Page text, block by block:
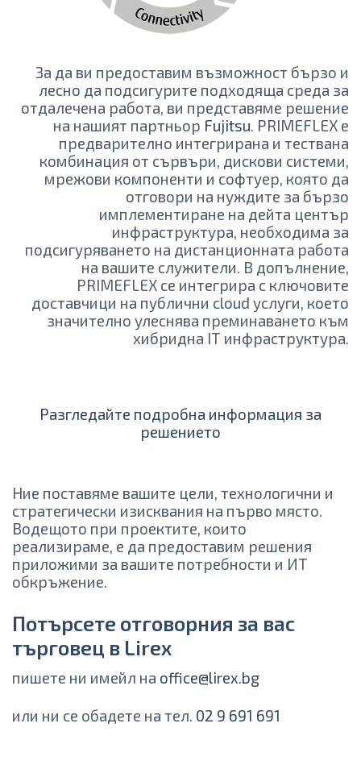
За да ви предоставим възможност бързо и
лесно да подсигурите подходяща среда за
отдалечена работа, ви представяме решение
на нашият партньор Fujitsu. PRIMEFLEX e
предварително интегрирана и тествана
комбинация от сървъри, дискови системи,
мрежови компоненти и софтуер, която да
отговори на нуждите за бързо
имплементиране на дейта център
инфраструктура, необходима за
подсигуряването на дистанционната работа
на вашите служители. В допълнение,
PRIMEFLEX се интегрира с ключовите
доставчици на публични cloud услуги, което
значително улеснява преминаването към
хибридна IT инфраструктура.
Разгледайте подробна информация за
решението
Ние поставяме вашите цели, технологични и
стратегически изисквания на първо място.
Водещото при проектите, които
реализираме, е да предоставим решения
приложими за вашите потребности и ИТ
обкръжение.
Потърсете отговорния за вас
търговец в Lirex
пишете ни имейл на office@lirex.bg
или ни се обадете на тел. 02 9 691 691